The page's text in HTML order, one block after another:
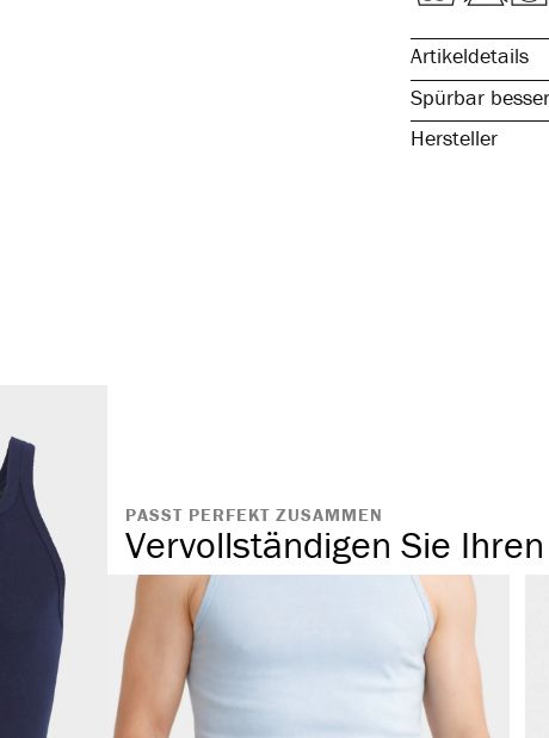
Artikeldetails
Spürbar
Hersteller
PASST PERFEKT ZUSAMMEN
Vervollständigen Sie